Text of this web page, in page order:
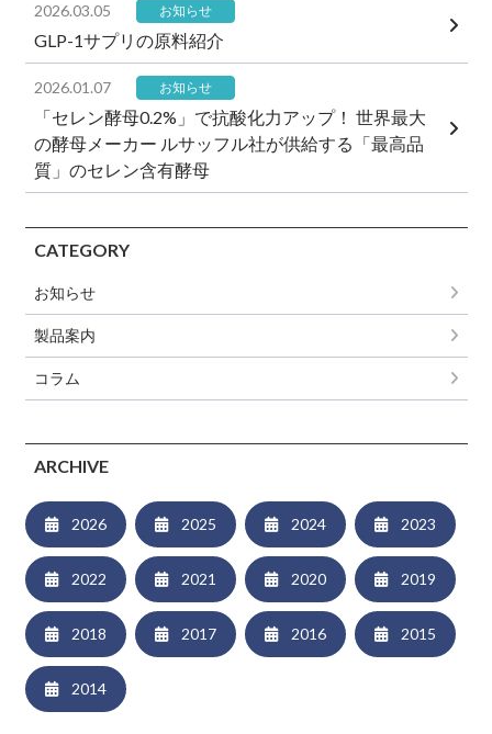
2026.03.05 お知らせ
GLP-1サプリの原料紹介
2026.01.07 お知らせ
「セレン酵母0.2%」で抗酸化力アップ！ 世界最大
の酵母メーカー ルサッフル社が供給する「最高品
質」のセレン含有酵母
CATEGORY
お知らせ
製品案内
コラム
ARCHIVE
2026 2025 2024 2023
2022 2021 2020 2019
2018 2017 2016 2015
2014